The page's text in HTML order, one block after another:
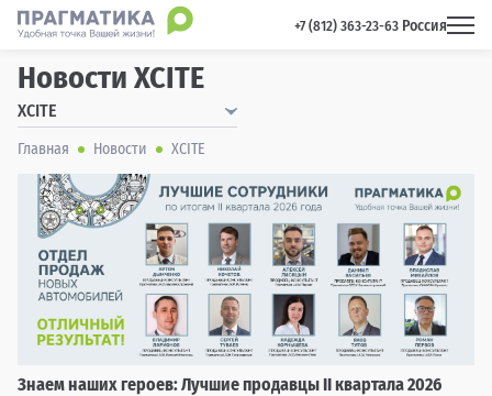
+7 (812) 363-23-63 Россия
Новости XCITE
XCITE
Главная Новости XCITE
Знаем наших героев: Лучшие продавцы II квартала 2026